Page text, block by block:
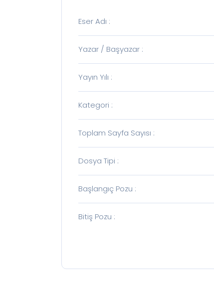
Eser Adı :
Yazar / Başyazar :
Yayın Yılı :
Kategori :
Toplam Sayfa Sayısı :
Dosya Tipi :
Başlangıç Pozu :
Bitiş Pozu :